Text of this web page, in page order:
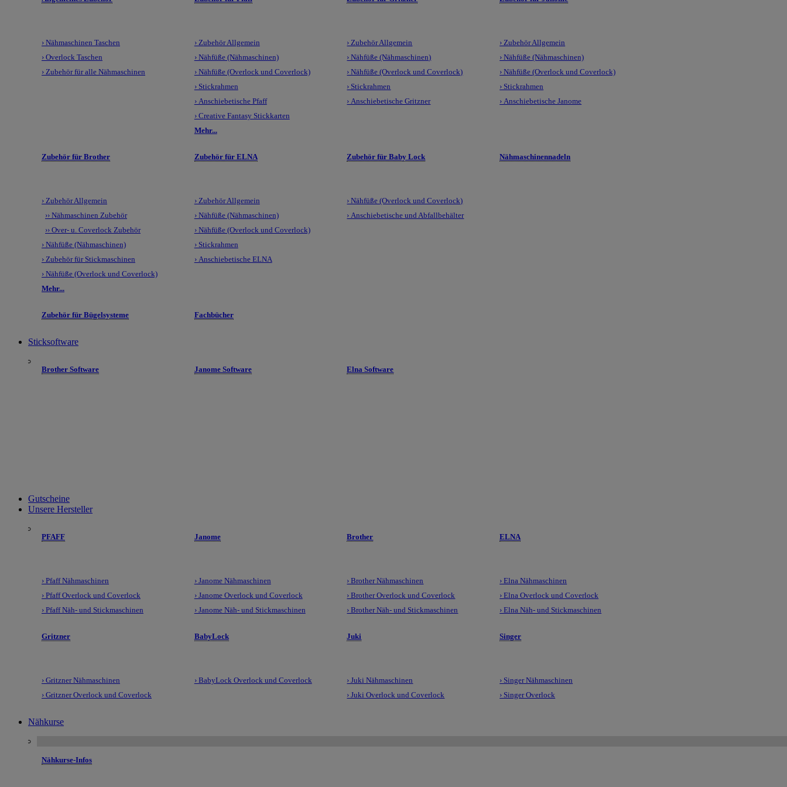
› Nähmaschinen Taschen
› Overlock Taschen
› Zubehör für alle Nähmaschinen
› Zubehör Allgemein
› Nähfüße (Nähmaschinen)
› Nähfüße (Overlock und Coverlock)
› Stickrahmen
› Anschiebetische Pfaff
› Creative Fantasy Stickkarten
Mehr...
› Zubehör Allgemein
› Nähfüße (Nähmaschinen)
› Nähfüße (Overlock und Coverlock)
› Stickrahmen
› Anschiebetische Gritzner
› Zubehör Allgemein
› Nähfüße (Nähmaschinen)
› Nähfüße (Overlock und Coverlock)
› Stickrahmen
› Anschiebetische Janome
Zubehör für Brother
› Zubehör Allgemein
›› Nähmaschinen Zubehör
›› Over- u. Coverlock Zubehör
› Nähfüße (Nähmaschinen)
› Zubehör für Stickmaschinen
› Nähfüße (Overlock und Coverlock)
Mehr...
Zubehör für ELNA
› Zubehör Allgemein
› Nähfüße (Nähmaschinen)
› Nähfüße (Overlock und Coverlock)
› Stickrahmen
› Anschiebetische ELNA
Zubehör für Baby Lock
› Nähfüße (Overlock und Coverlock)
› Anschiebetische und Abfallbehälter
Nähmaschinennadeln
Zubehör für Bügelsysteme Fachbücher
Sticksoftware
Brother Software Janome Software Elna Software
Gutscheine
Unsere Hersteller
PFAFF
› Pfaff Nähmaschinen
› Pfaff Overlock und Coverlock
› Pfaff Näh- und Stickmaschinen
Janome
› Janome Nähmaschinen
› Janome Overlock und Coverlock
› Janome Näh- und Stickmaschinen
Brother
› Brother Nähmaschinen
› Brother Overlock und Coverlock
› Brother Näh- und Stickmaschinen
ELNA
› Elna Nähmaschinen
› Elna Overlock und Coverlock
› Elna Näh- und Stickmaschinen
Gritzner
› Gritzner Nähmaschinen
› Gritzner Overlock und Coverlock
BabyLock
› BabyLock Overlock und Coverlock
Juki
› Juki Nähmaschinen
› Juki Overlock und Coverlock
Singer
› Singer Nähmaschinen
› Singer Overlock
Nähkurse
Nähkurse-Infos